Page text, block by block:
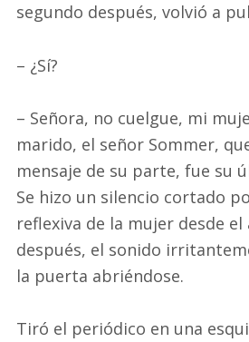
segundo después, volvió a
– ¿Sí?
– Señora, no cuelgue, mi
marido, el señor Sommer,
mensaje de su parte, fue su
Se hizo un silencio cortado
reflexiva de la mujer desde el
después, el sonido
la puerta abriéndose.
Tiró el periódico en una